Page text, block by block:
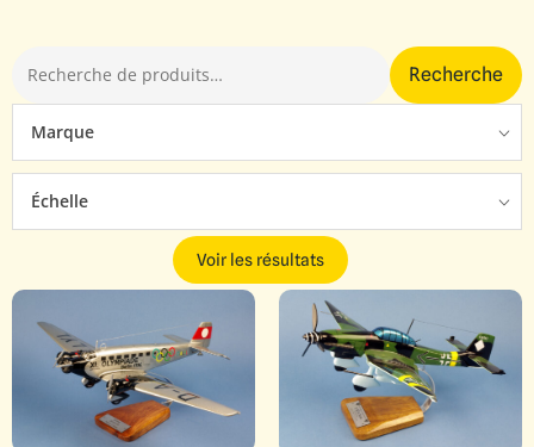
Recherche
Marque
Échelle
Voir les résultats